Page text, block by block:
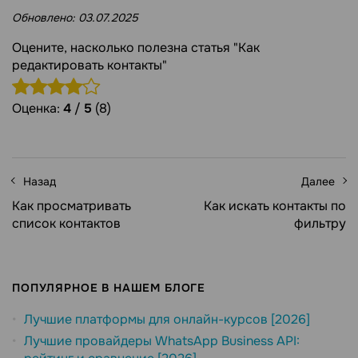
Обновлено: 03.07.2025
Оцените, насколько полезна статья "Как
редактировать контакты"
Оценка: 4 / 5 (8)
Назад
Как просматривать
список контактов
Далее
Как искать контакты по
фильтру
ПОПУЛЯРНОЕ В НАШЕМ БЛОГЕ
Лучшие платформы для онлайн-курсов [2026]
Лучшие провайдеры WhatsApp Business API: